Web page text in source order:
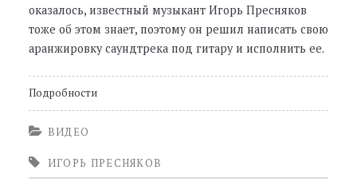
оказалось, известный музыкант Игорь Пресняков
тоже об этом знает, поэтому он решил написать свою
аранжировку саундтрека под гитару и исполнить ее.
Подробности
ВИДЕО
ИГОРЬ ПРЕСНЯКОВ